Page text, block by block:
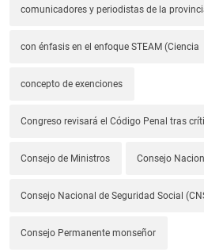
comunicadores y periodistas de la
con énfasis en el enfoque STEAM (Ciencia
concepto de exenciones
Congreso revisará el Código Penal tras
Consejo de Ministros Consejo
Consejo Nacional de Seguridad Social
Consejo Permanente monseñor